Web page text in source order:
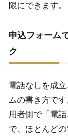
限にできます。
申込フォーム
ク
電話なしを成
ムの書き方で
用者側で「電
で、ほとんど